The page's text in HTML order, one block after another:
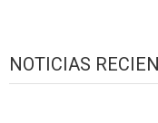
NOTICIAS